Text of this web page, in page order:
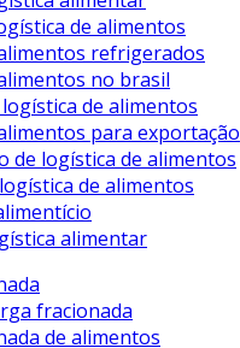
de alimentos
refrigerados
no brasil
de alimentos
para exportação
de logística de alimentos
de alimentos
alimentar
fracionada
de alimentos